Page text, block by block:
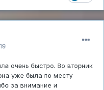
очень быстро. Во вторник
уже была по месту
за внимание и